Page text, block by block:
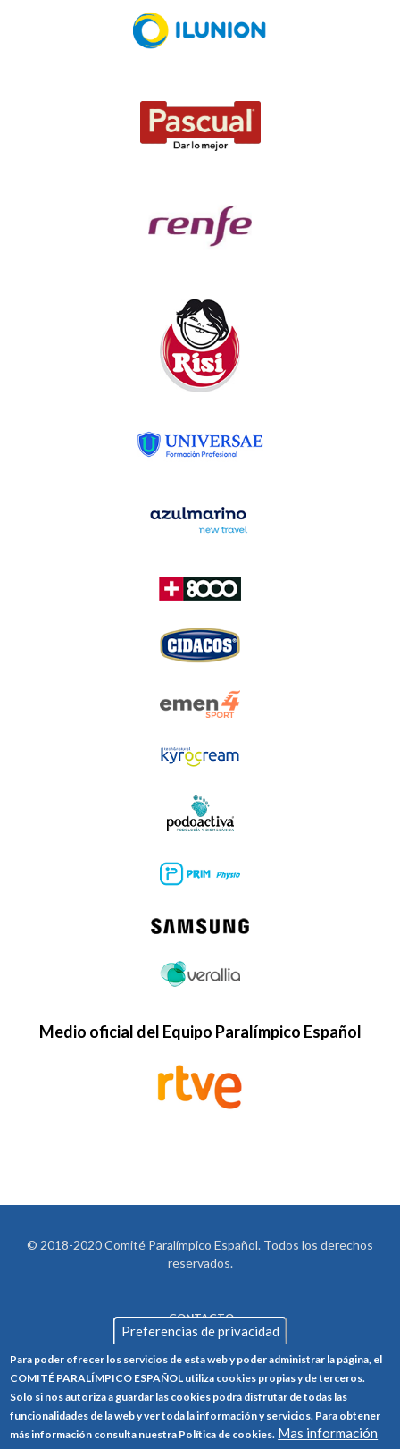
Medio oficial del Equipo Paralímpico Español
© 2018-2020 Comité Paralímpico Español. Todos los derechos
reservados.
FOOTER
CONTACTO
POLÍTICA DE PRIVACIDAD
POLÍTICA DE COOKIES
CANAL ÉTICO
Preferencias de privacidad
Para poder ofrecer los servicios de esta web y poder administrar la página, el
COMITÉ PARALÍMPICO ESPAÑOL utiliza cookies propias y de terceros.
Solo si nos autoriza a guardar las cookies podrá disfrutar de todas las
funcionalidades de la web y ver toda la información y servicios. Para obtener
más información consulta nuestra Política de cookies. Mas información